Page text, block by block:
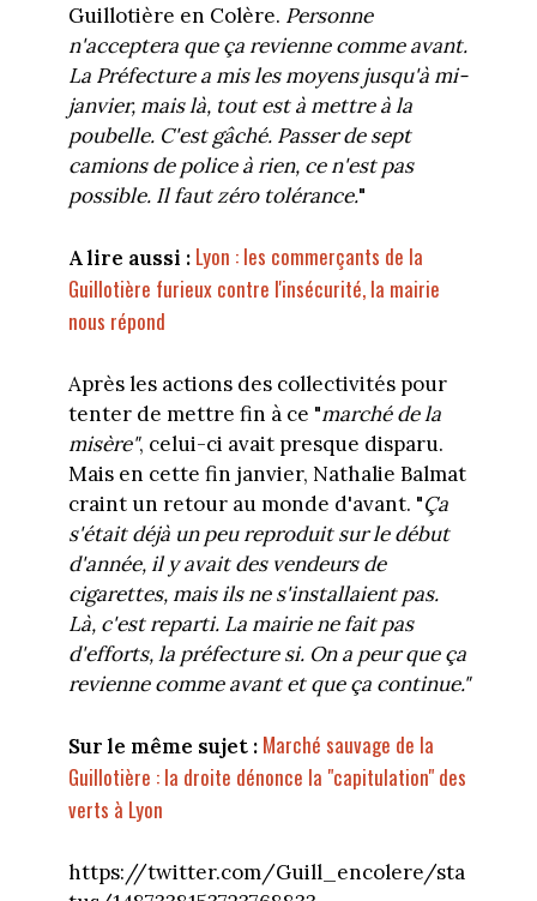
Guillotière en Colère. Personne
n'acceptera que ça revienne comme avant.
La Préfecture a mis les moyens jusqu'à mi-
janvier, mais là, tout est à mettre à la
poubelle. C'est gâché. Passer de sept
camions de police à rien, ce n'est pas
possible. Il faut zéro tolérance."
A lire aussi : Lyon : les commerçants de la
Guillotière furieux contre l'insécurité, la mairie
nous répond
Après les actions des collectivités pour
tenter de mettre fin à ce "marché de la
misère", celui-ci avait presque disparu.
Mais en cette fin janvier, Nathalie Balmat
craint un retour au monde d'avant. "Ça
s'était déjà un peu reproduit sur le début
d'année, il y avait des vendeurs de
cigarettes, mais ils ne s'installaient pas.
Là, c'est reparti. La mairie ne fait pas
d'efforts, la préfecture si. On a peur que ça
revienne comme avant et que ça continue."
Sur le même sujet : Marché sauvage de la
Guillotière : la droite dénonce la "capitulation" des
verts à Lyon
https://twitter.com/Guill_encolere/sta